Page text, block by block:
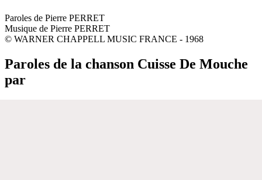
Paroles de Pierre PERRET
Musique de Pierre PERRET
© WARNER CHAPPELL MUSIC FRANCE - 1968
Paroles de la chanson Cuisse De Mouche
par